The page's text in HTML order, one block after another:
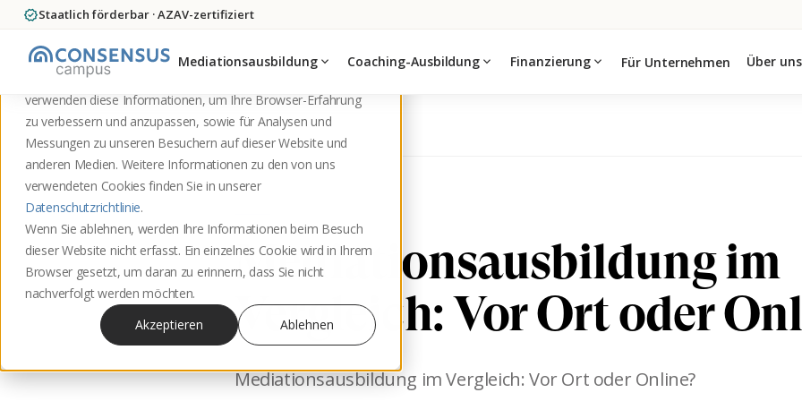
Cookies werden verwendet, um Informationen darüber zu
sammeln, wie Sie mit unserer Website interagieren. Wir
verwenden diese Informationen, um Ihre Browser-Erfahrung
zu verbessern und anzupassen, sowie für Analysen und
Messungen zu unseren Besuchern auf dieser Website und
anderen Medien. Weitere Informationen zu den von uns
verwendeten Cookies finden Sie in unserer
Datenschutzrichtlinie.
Wenn Sie ablehnen, werden Ihre Informationen beim Besuch
dieser Website nicht erfasst. Ein einzelnes Cookie wird in Ihrem
Browser gesetzt, um daran zu erinnern, dass Sie nicht
nachverfolgt werden möchten.
Akzeptieren
Ablehnen
verifiedStaatlich förderbar · AZAV-zertifiziert
Mediationsausbildungexpand_more Coaching-Ausbildung expand_more Finanzierung expand_more Für Unternehmen Über uns
Startseite Blog
Mediationsausbildung im
Vergleich: Vor Ort oder
Mediationsausbildung im Vergleich: Vor Ort oder Online?